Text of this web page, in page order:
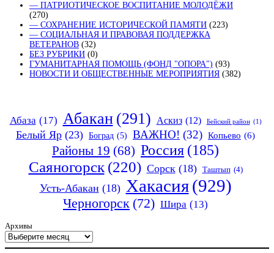
— ПАТРИОТИЧЕСКОЕ ВОСПИТАНИЕ МОЛОДЁЖИ
(270)
— СОХРАНЕНИЕ ИСТОРИЧЕСКОЙ ПАМЯТИ (223)
— СОЦИАЛЬНАЯ И ПРАВОВАЯ ПОДДЕРЖКА
ВЕТЕРАНОВ (32)
БЕЗ РУБРИКИ (0)
ГУМАНИТАРНАЯ ПОМОЩЬ (ФОНД "ОПОРА") (93)
НОВОСТИ И ОБЩЕСТВЕННЫЕ МЕРОПРИЯТИЯ (382)
Абаза (17) Абакан (291) Аскиз (12) Бейский район (1)
Белый Яр (23) Боград (5) ВАЖНО! (32) Копьево (6)
Районы 19 (68) Россия (185)
Саяногорск (220) Сорск (18) Таштып (4)
Усть-Абакан (18) Хакасия (929)
Черногорск (72) Шира (13)
Архивы